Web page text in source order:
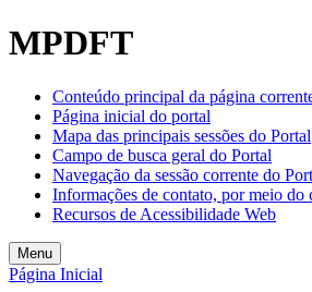
MPDFT
Conteúdo principal da página
Página inicial do portal
Mapa das principais sessões do Portal
Campo de busca geral do Portal
Navegação da sessão corrente do
Informações de contato, por meio do
Recursos de Acessibilidade Web
Menu
Página Inicial